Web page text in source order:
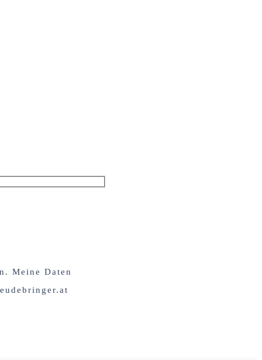
Meine Daten